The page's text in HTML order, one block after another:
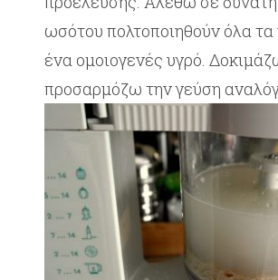
ωσότου πολτοποιηθούν όλα τα
ένα ομοιογενές υγρό.
προσαρμόζω την γεύση